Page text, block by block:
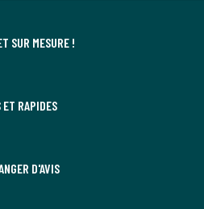
SUR MESURE !
ET RAPIDES
D'AVIS